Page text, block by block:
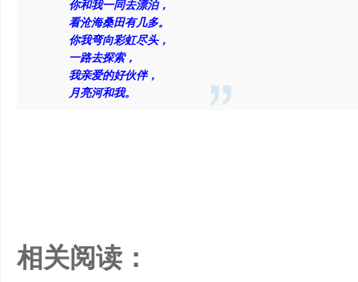
你和我一同去漂泊，
看沧海桑田有几多。
你我弯向彩虹尽头，
一路去探索，
我亲爱的好伙伴，
月亮河和我。
相关阅读：